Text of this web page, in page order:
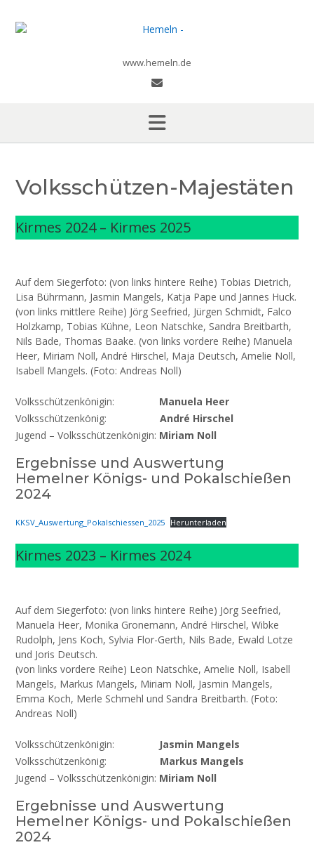
content
www.hemeln.de
Volksschützen-Majestäten
Kirmes 2024 – Kirmes 2025
Auf dem Siegerfoto: (von links hintere Reihe) Tobias Dietrich,
Lisa Bührmann, Jasmin Mangels, Katja Pape und Jannes Huck.
(von links mittlere Reihe) Jörg Seefried, Jürgen Schmidt, Falco
Holzkamp, Tobias Kühne, Leon Natschke, Sandra Breitbarth,
Nils Bade, Thomas Baake. (von links vordere Reihe) Manuela
Heer, Miriam Noll, André Hirschel, Maja Deutsch, Amelie Noll,
Isabell Mangels. (Foto: Andreas Noll)
Volksschützenkönigin: Manuela Heer
Volksschützenkönig: André Hirschel
Jugend – Volksschützenkönigin: Miriam Noll
Ergebnisse und Auswertung
Hemelner Königs- und Pokalschießen
2024
KKSV_Auswertung_Pokalschiessen_2025 Herunterladen
Kirmes 2023 – Kirmes 2024
Auf dem Siegerfoto: (von links hintere Reihe) Jörg Seefried,
Manuela Heer, Monika Gronemann, André Hirschel, Wibke
Rudolph, Jens Koch, Sylvia Flor-Gerth, Nils Bade, Ewald Lotze
und Joris Deutsch.
(von links vordere Reihe) Leon Natschke, Amelie Noll, Isabell
Mangels, Markus Mangels, Miriam Noll, Jasmin Mangels,
Emma Koch, Merle Schmehl und Sandra Breitbarth. (Foto:
Andreas Noll)
Volksschützenkönigin:
Jasmin Mangels
Volksschützenkönig: Markus Mangels
Jugend – Volksschützenkönigin: Miriam Noll
Ergebnisse und Auswertung
Hemelner Königs- und Pokalschießen
2024